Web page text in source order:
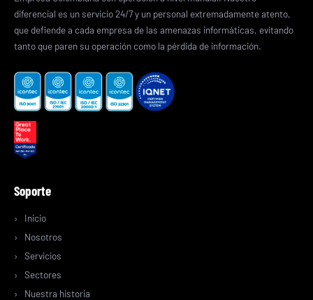
diferencial es un servicio 24/7 y un personal extremadamente atento,
que defiende a cada empresa de las amenazas informáticas, evitando
tanto que paren su operación como la pérdida de información.
Soporte
Inicio
Nosotros
Servicios
Sectores
Nuestra historia